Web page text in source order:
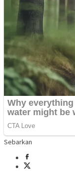
Sebarkan